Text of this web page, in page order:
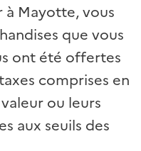
Mayotte, vous
que vous
ont été offertes
comprises en
ou leurs
aux seuils des